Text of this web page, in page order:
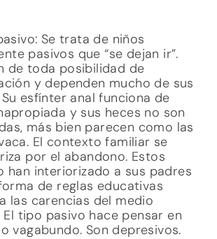
Se trata de niños
pasivos que “se dejan ir”.
de toda posibilidad de
y dependen mucho de sus
esfínter anal funciona de
y sus heces no son
más bien parecen como las
El contexto familiar se
por el abandono. Estos
han interiorizado a sus padres
de reglas educativas
las carencias del medio
El tipo pasivo hace pensar en
vagabundo. Son depresivos.